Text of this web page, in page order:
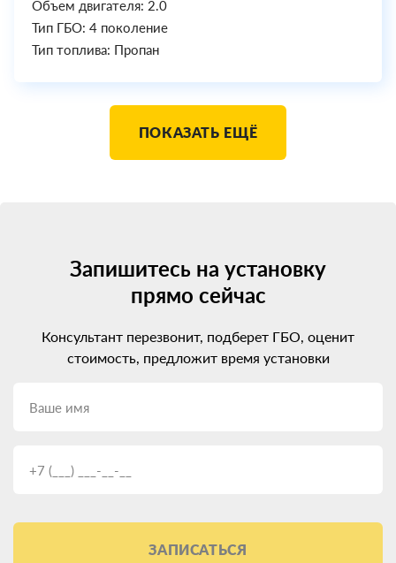
Объем двигателя: 2.0
Тип ГБО: 4 поколение
Тип топлива: Пропан
ПОКАЗАТЬ ЕЩЁ
Запишитесь на установку
прямо сейчас
Консультант перезвонит, подберет ГБО, оценит
стоимость, предложит время установки
ЗАПИСАТЬСЯ